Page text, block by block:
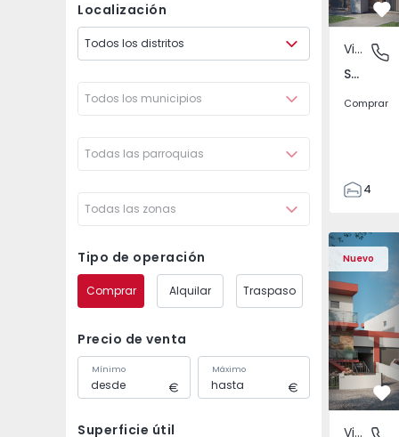
Localización
Todos los distritos
Todos los municipios
Todas las parroquias
Todas las zonas
Tipo de operación
Comprar Alquilar Traspaso
Precio de venta
Mínimo Máximo
Superficie útil
São
Vivienda Pareada
São João das Lampas e Terrugem, Lisboa
Comprar
4
135
193
240
Nuevo
Vivienda Pareada
Vivienda
Vivienda Pareada